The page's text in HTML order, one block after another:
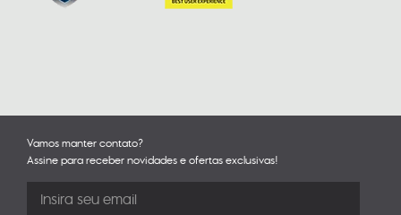
Vamos manter contato?
Assine para receber novidades e ofertas exclusivas!